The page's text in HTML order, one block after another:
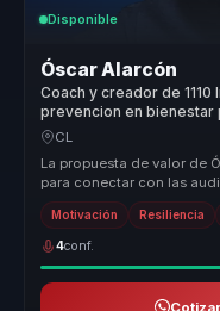
Disponible
Óscar Alarcón
Coach y creador de
prevencion en bienestar
trabajo.
CL
La propuesta de valor de
para conectar con las
personal y su e...
Motivación Resiliencia
4conf.
Cotizar